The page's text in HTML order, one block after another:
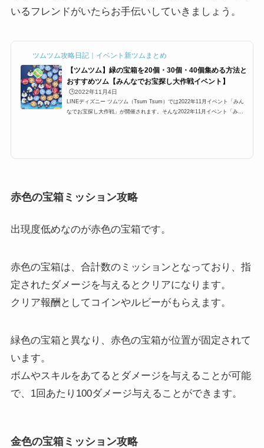
いるフレンドがいたらお手伝いしていきましょう。
ツムツム攻略日記｜イベント新ツムまとめ
【ツムツム】緑の宝箱を20個・30個・40個集める方法と
おすすめツム【みんなでお宝探し大作戦イベント】
🕒️2022年11月4日
LINEディズニー ツムツム（Tsum Tsum）では2022年11月イベント「みん
なでお宝探し大作戦」が開催されます。そんな2022年11月イベント「みん
赤色の宝箱ミッション攻略
出現度低めなのが赤色の宝箱です。
赤色の宝箱は、合計数のミッションとなっており、指
定されたダメージを与えるとクリアになります。
クリア報酬としてコインやルビーがもらえます。
緑色の宝箱と異なり、赤色の宝箱が位置が固定されて
います。
ボムやスキルをあてるとダメージを与えることが可能
で、1回あたり100ダメージ与えることができます。
金色の宝箱ミッション攻略